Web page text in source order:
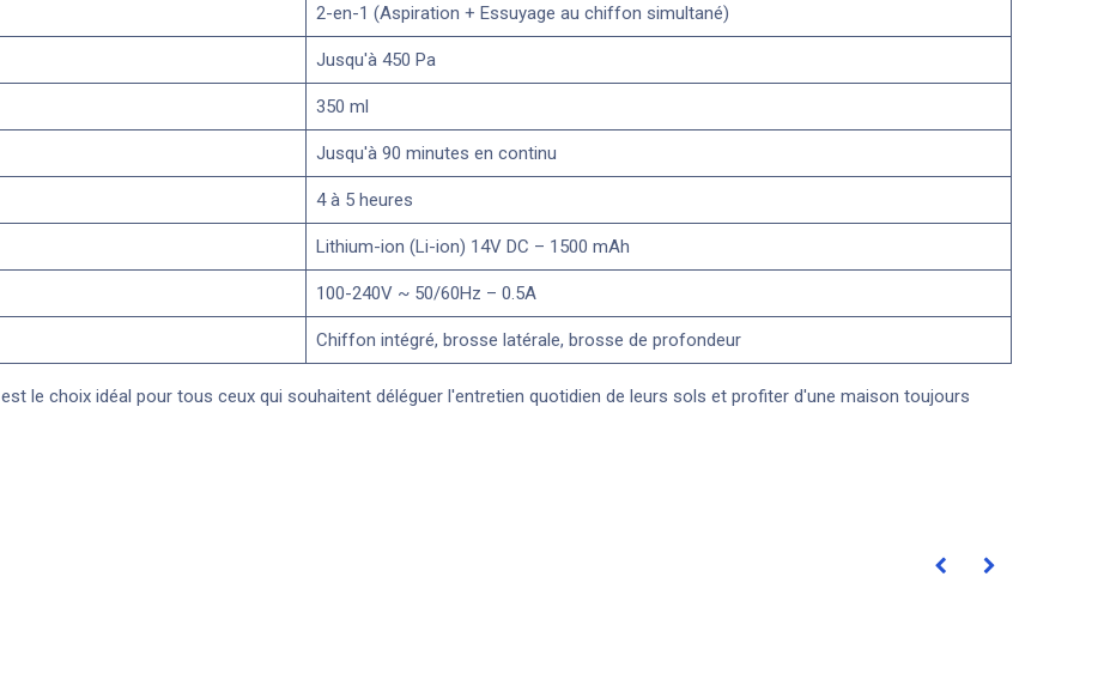
2-en-1 (Aspiration + Essuyage au chiffon simultané)
Jusqu'à 450 Pa
350 ml
Jusqu'à 90 minutes en continu
4 à 5 heures
Lithium-ion (Li-ion) 14V DC – 1500 mAh
100-240V ~ 50/60Hz – 0.5A
Chiffon intégré, brosse latérale, brosse de profondeur
est le choix idéal pour tous ceux qui souhaitent déléguer l'entretien quotidien de leurs sols et profiter d'une maison toujours